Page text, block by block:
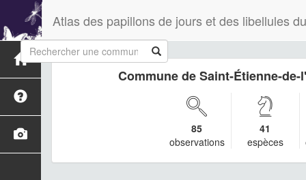
Atlas des papillons de jours et des libellules
Commune de Saint-Étienne-de-
85
observations
41
espèces